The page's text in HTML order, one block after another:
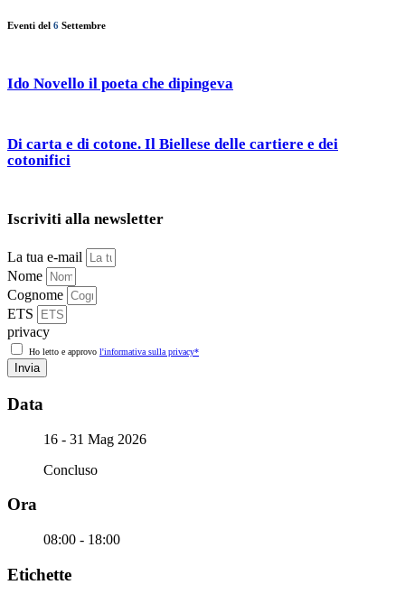
Eventi del 6 Settembre
Ido Novello il poeta che dipingeva
Di carta e di cotone. Il Biellese delle cartiere e dei
cotonifici
Iscriviti alla newsletter
La tua e-mail
Nome
Cognome
ETS
privacy
Ho letto e approvo l'informativa sulla privacy*
Invia
Data
16 - 31 Mag 2026
Concluso
Ora
08:00 - 18:00
Etichette